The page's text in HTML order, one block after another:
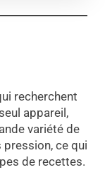
recherchent
appareil,
variété de
ce qui
de recettes.